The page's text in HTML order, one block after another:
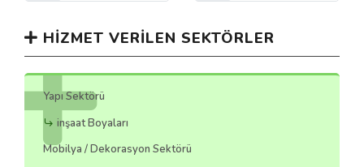
HIZMET VERILEN SEKTÖRLER
Yapı Sektörü
inşaat Boyaları
Mobilya / Dekorasyon Sektörü